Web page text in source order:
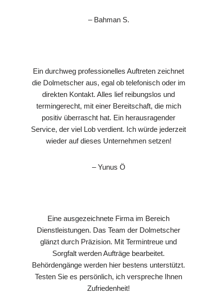
– Bahman S.
Ein durchweg professionelles Auftreten zeichnet
die Dolmetscher aus, egal ob telefonisch oder im
direkten Kontakt. Alles lief reibungslos und
termingerecht, mit einer Bereitschaft, die mich
positiv überrascht hat. Ein herausragender
Service, der viel Lob verdient. Ich würde jederzeit
wieder auf dieses Unternehmen setzen!
– Yunus Ö
Eine ausgezeichnete Firma im Bereich
Dienstleistungen. Das Team der Dolmetscher
glänzt durch Präzision. Mit Termintreue und
Sorgfalt werden Aufträge bearbeitet.
Behördengänge werden hier bestens unterstützt.
Testen Sie es persönlich, ich verspreche Ihnen
Zufriedenheit!